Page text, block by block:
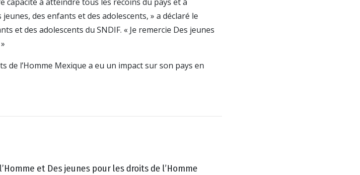
capacité à atteindre tous les recoins du pays et à
des enfants et des adolescents, » a déclaré le
et des adolescents du SNDIF. « Je remercie Des jeunes
de l’Homme Mexique a eu un impact sur son pays en
et Des jeunes pour les droits de l’Homme